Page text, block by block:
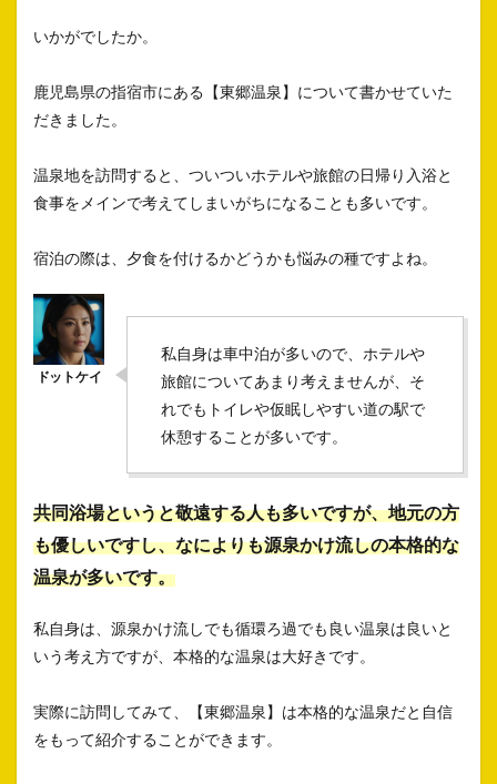
いかがでしたか。
鹿児島県の指宿市にある【東郷温泉】について書かせていた
だきました。
温泉地を訪問すると、ついついホテルや旅館の日帰り入浴と
食事をメインで考えてしまいがちになることも多いです。
宿泊の際は、夕食を付けるかどうかも悩みの種ですよね。
私自身は車中泊が多いので、ホテルや
旅館についてあまり考えませんが、そ
れでもトイレや仮眠しやすい道の駅で
休憩することが多いです。
共同浴場というと敬遠する人も多いですが、地元の方
も優しいですし、なによりも源泉かけ流しの本格的な
温泉が多いです。
私自身は、源泉かけ流しでも循環ろ過でも良い温泉は良いと
いう考え方ですが、本格的な温泉は大好きです。
実際に訪問してみて、【東郷温泉】は本格的な温泉だと自信
をもって紹介することができます。